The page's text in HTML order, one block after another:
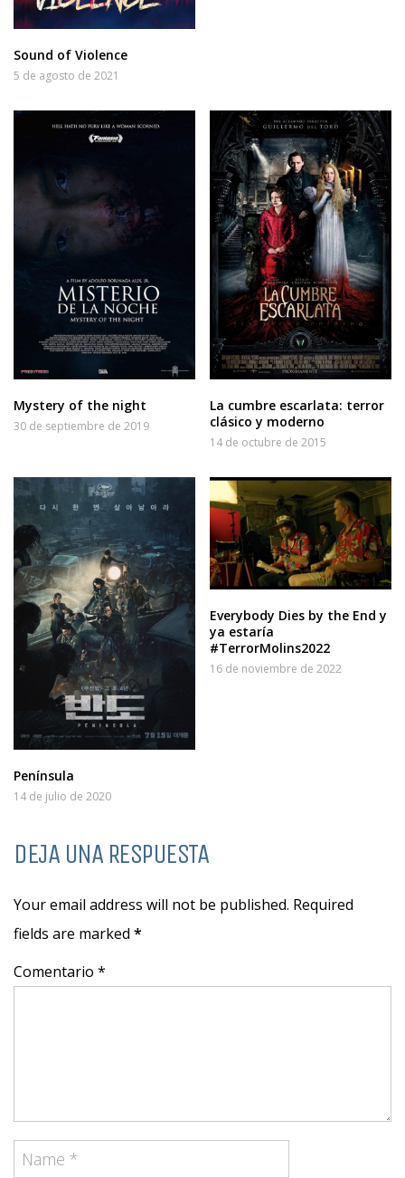
Sound of Violence
5 de agosto de 2021
Mystery of the night
30 de septiembre de 2019
La cumbre escarlata: terror
clásico y moderno
14 de octubre de 2015
Península
14 de julio de 2020
Everybody Dies by the End y
ya estaría
#TerrorMolins2022
16 de noviembre de 2022
DEJA UNA RESPUESTA
Your email address will not be published. Required
fields are marked *
Comentario *